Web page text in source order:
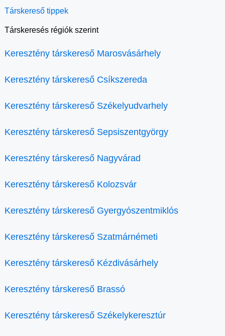
Társkereső tippek
Társkeresés régiók szerint
Keresztény társkereső Marosvásárhely
Keresztény társkereső Csíkszereda
Keresztény társkereső Székelyudvarhely
Keresztény társkereső Sepsiszentgyörgy
Keresztény társkereső Nagyvárad
Keresztény társkereső Kolozsvár
Keresztény társkereső Gyergyószentmiklós
Keresztény társkereső Szatmárnémeti
Keresztény társkereső Kézdivásárhely
Keresztény társkereső Brassó
Keresztény társkereső Székelykeresztúr